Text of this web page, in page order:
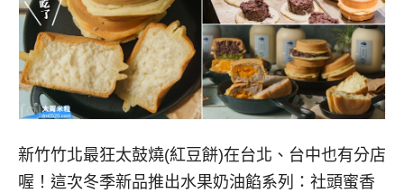
新竹竹北最狂太鼓燒(紅豆餅)在台北、台中也有分店
喔！這次冬季新品推出水果奶油餡系列：社頭蜜香